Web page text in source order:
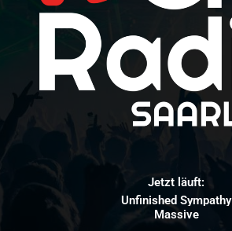
Jetzt läuft:
Unfinished Sympathy
Massive